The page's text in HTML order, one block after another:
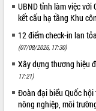
UBND tỉnh làm việc
kết cấu hạ tầng Khu
12 điểm check-in lan
(07/08/2026, 17:30)
Xây dựng thương hiệu
17:21)
Đoàn đại biểu Quốc
nông nghiệp, môi